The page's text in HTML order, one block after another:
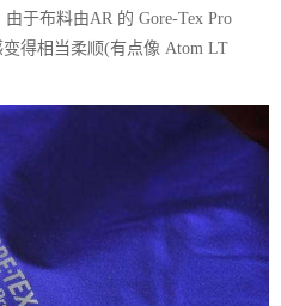
于布料由AR 的 Gore-Tex Pro
得相当柔顺(有点像 Atom LT